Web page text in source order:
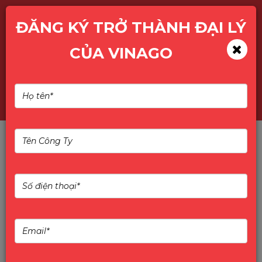
Kinh Nghiệm Chọn Màn
Máy: Đừng Chỉ Nhìn Giá
Chia sẻ kinh nghiệm chọn màn hình cho dự án
trường học, doanh nghiệp, phòng máy số lượng
ĐĂNG KÝ TRỞ THÀNH ĐẠI LÝ
CỦA VINAGO